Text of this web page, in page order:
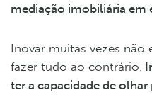
mediação imobiliária em
Inovar muitas vezes não
fazer tudo ao contrário.
ter a capacidade de